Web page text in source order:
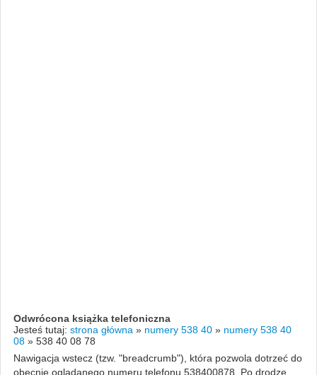
Odwrócona książka telefoniczna
Jesteś tutaj: strona główna » numery 538 40 » numery 538 40
08 » 538 40 08 78
Nawigacja wstecz (tzw. "breadcrumb"), która pozwola dotrzeć do
obecnie oglądanego numeru telefonu 538400878. Po drodze